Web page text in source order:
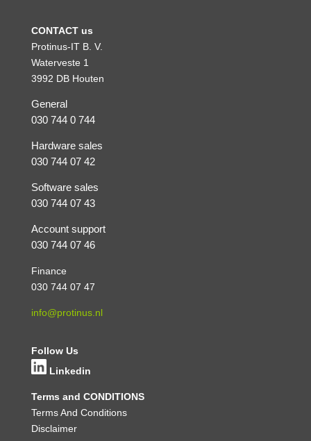
CONTACT us
Protinus-IT B. V.
Waterveste 1
3992 DB Houten
General
030 744 0 744
Hardware sales
030 744 07 42
Software sales
030 744 07 43
Account support
030 744 07 46
Finance
030 744 07 47
info@protinus.nl
Follow Us
Linkedin
Terms and CONDITIONS
Terms And Conditions
Disclaimer